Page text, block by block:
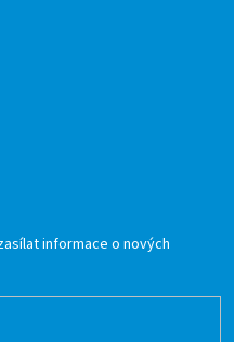
informace o nových